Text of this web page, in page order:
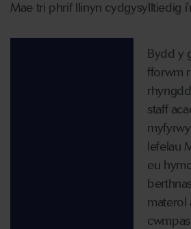
Mae tri phrif llinyn cydgysylltiedig
Bydd y
fforwm
staff
lefelau
eu
materol